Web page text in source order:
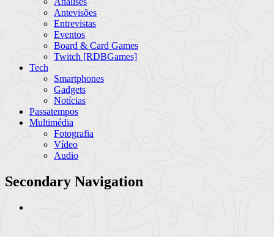
Antevisões
Entrevistas
Eventos
Board & Card Games
Twitch [RDBGames]
Tech
Smartphones
Gadgets
Notícias
Passatempos
Multimédia
Fotografia
Vídeo
Audio
Secondary Navigation